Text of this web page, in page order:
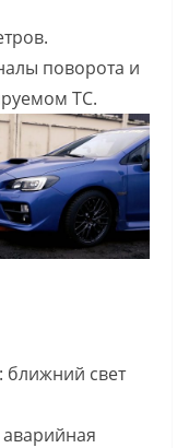
поворота и
ТС.
свет